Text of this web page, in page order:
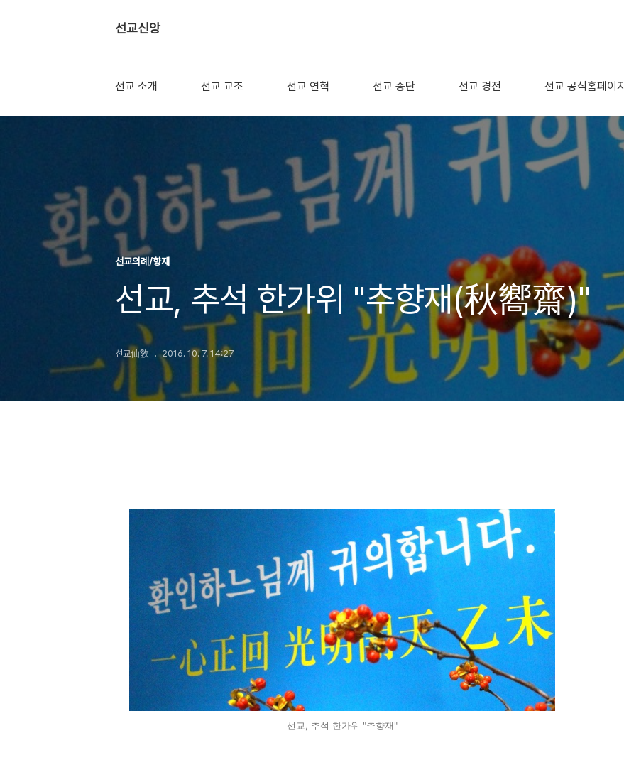
선교신앙
선교 소개 선교 교조 선교 연혁 선교 종단 선교 경전 선교 공식홈페이지
선교의례/향재
선교, 추석 한가위 "추향재(秋嚮齋)"
선교仙敎 2016. 10. 7. 14:27
선교, 추석 한가위 "추향재"